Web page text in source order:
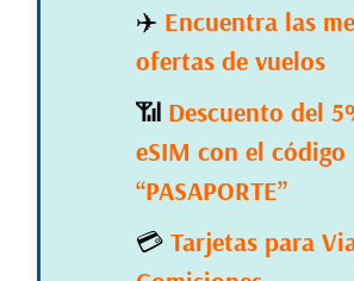
✈️ Encuentra las
ofertas de vuelos
📶 Descuento del
eSIM con el código
“PASAPORTE”
💳 Tarjetas para